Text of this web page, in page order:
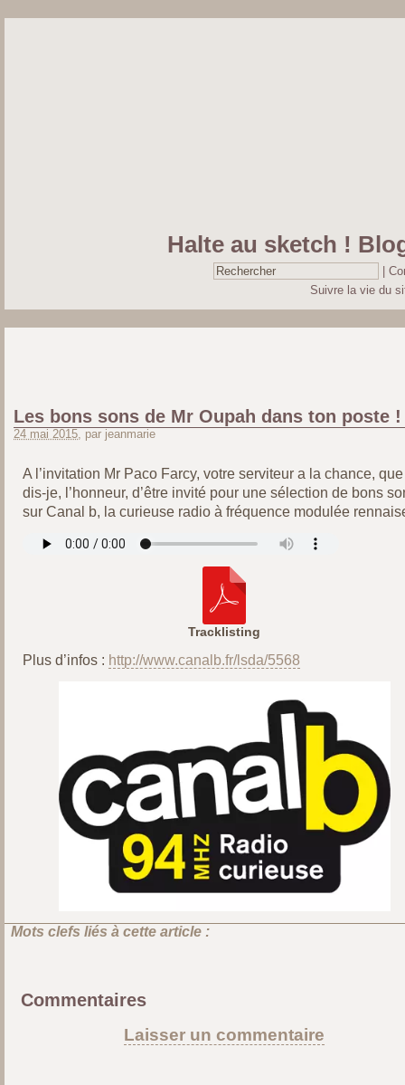
Halte au sketch !
Suivre la vie du
Les bons sons de Mr Oupah dans ton poste !
24 mai 2015, par jeanmarie
A l’invitation Mr Paco Farcy, votre serviteur a la chance, que
dis-je, l’honneur, d’être invité pour une sélection de bons
sur Canal b, la curieuse radio à fréquence modulée
Tracklisting
Plus d’infos : http://www.canalb.fr/lsda/5568
Mots clefs liés à cette article :
Commentaires
Laisser un commentaire